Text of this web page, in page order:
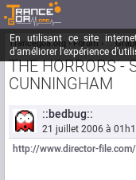
En utilisant ce site
d'améliorer l'expérience
Trancegoa.org Forum ::.
THE HORRORS -
CUNNINGHAM
::bedbug::
21 juillet 2006 à
http://www.director-